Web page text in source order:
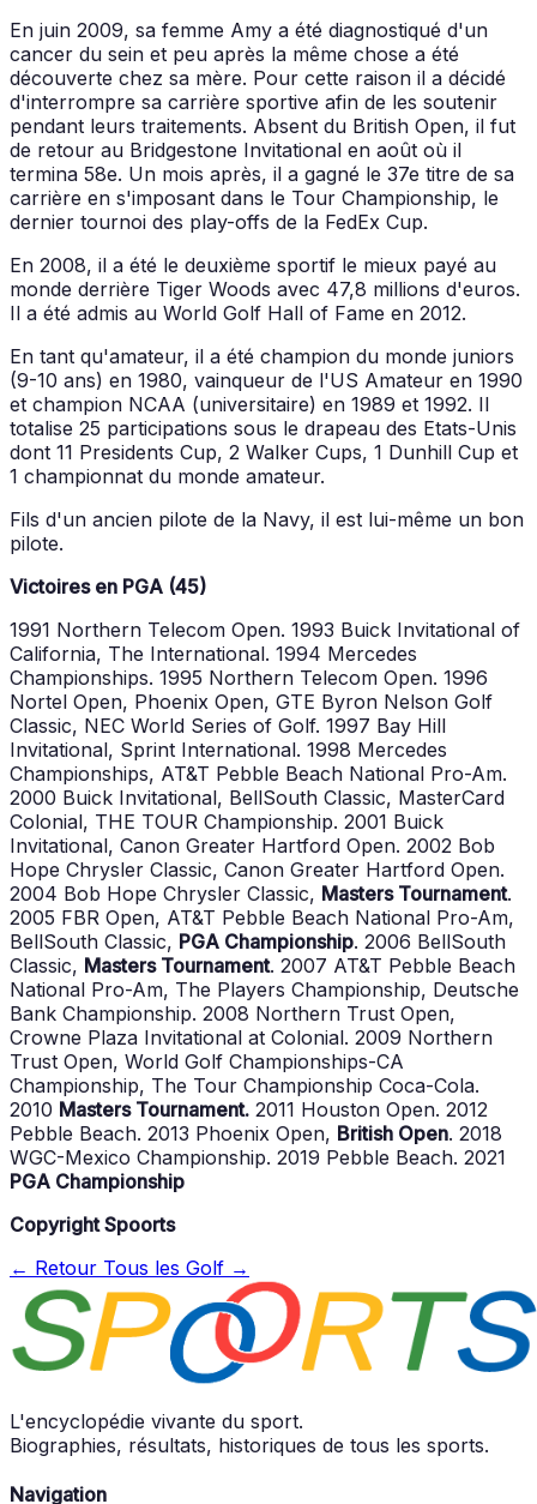
En juin 2009, sa femme Amy a été diagnostiqué d'un
cancer du sein et peu après la même chose a été
découverte chez sa mère. Pour cette raison il a décidé
d'interrompre sa carrière sportive afin de les soutenir
pendant leurs traitements. Absent du British Open, il fut
de retour au Bridgestone Invitational en août où il
termina 58e. Un mois après, il a gagné le 37e titre de sa
carrière en s'imposant dans le Tour Championship, le
dernier tournoi des play-offs de la FedEx Cup.
En 2008, il a été le deuxième sportif le mieux payé au
monde derrière Tiger Woods avec 47,8 millions d'euros.
Il a été admis au World Golf Hall of Fame en 2012.
En tant qu'amateur, il a été champion du monde juniors
(9-10 ans) en 1980, vainqueur de l'US Amateur en 1990
et champion NCAA (universitaire) en 1989 et 1992. Il
totalise 25 participations sous le drapeau des Etats-Unis
dont 11 Presidents Cup, 2 Walker Cups, 1 Dunhill Cup et
1 championnat du monde amateur.
Fils d'un ancien pilote de la Navy, il est lui-même un bon
pilote.
Victoires en PGA (45)
1991 Northern Telecom Open. 1993 Buick Invitational of
California, The International. 1994 Mercedes
Championships. 1995 Northern Telecom Open. 1996
Nortel Open, Phoenix Open, GTE Byron Nelson Golf
Classic, NEC World Series of Golf. 1997 Bay Hill
Invitational, Sprint International. 1998 Mercedes
Championships, AT&T Pebble Beach National Pro-Am.
2000 Buick Invitational, BellSouth Classic, MasterCard
Colonial, THE TOUR Championship. 2001 Buick
Invitational, Canon Greater Hartford Open. 2002 Bob
Hope Chrysler Classic, Canon Greater Hartford Open.
2004 Bob Hope Chrysler Classic, Masters Tournament.
2005 FBR Open, AT&T Pebble Beach National Pro-Am,
BellSouth Classic, PGA Championship. 2006 BellSouth
Classic, Masters Tournament. 2007 AT&T Pebble Beach
National Pro-Am, The Players Championship, Deutsche
Bank Championship. 2008 Northern Trust Open,
Crowne Plaza Invitational at Colonial. 2009 Northern
Trust Open, World Golf Championships-CA
Championship, The Tour Championship Coca-Cola.
2010 Masters Tournament. 2011 Houston Open. 2012
Pebble Beach. 2013 Phoenix Open, British Open. 2018
WGC-Mexico Championship. 2019 Pebble Beach. 2021
PGA Championship
Copyright Spoorts
← Retour Tous les Golf →
L'encyclopédie vivante du sport.
Biographies, résultats, historiques de tous les sports.
Navigation